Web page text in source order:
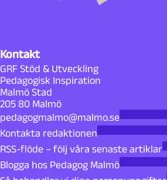
Kontakt
GRF Stöd & Utveckling
Pedagogisk Inspiration
Malmö Stad
205 80 Malmö
pedagogmalmo@malmo.se
Kontakta redaktionen
RSS-flöde – följ våra senaste artiklar
Blogga hos Pedagog Malmö